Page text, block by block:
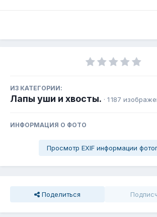
ИЗ КАТЕГОРИИ:
Лапы уши и хвосты. · 1 187
ИНФОРМАЦИЯ О ФОТО
Просмотр EXIF информации
Поделиться